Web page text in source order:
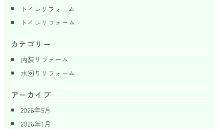
トイレリフォーム
トイレリフォーム
カテゴリー
内装リフォーム
水回りリフォーム
アーカイブ
2026年5月
2026年1月